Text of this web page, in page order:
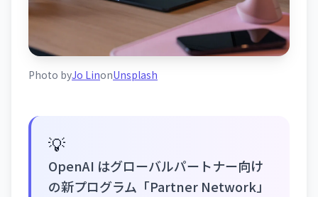
Photo byJo LinonUnsplash
💡
OpenAI はグローバルパートナー向け
の新プログラム「Partner Network」